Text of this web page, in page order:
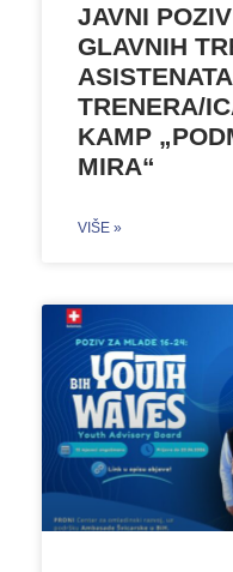
JAVNI
GLAVNIH
TRENERA/
KAMP
MIRA“
VIŠE »